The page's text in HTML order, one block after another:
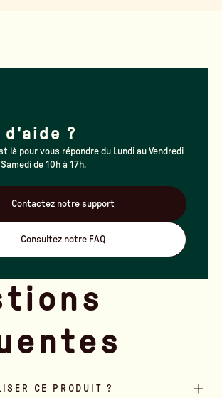
CE PRODUIT ?
d'aide ?
là pour vous répondre du Lundi au Vendredi
de 10h à 17h.
Contactez notre support
Consultez notre FAQ